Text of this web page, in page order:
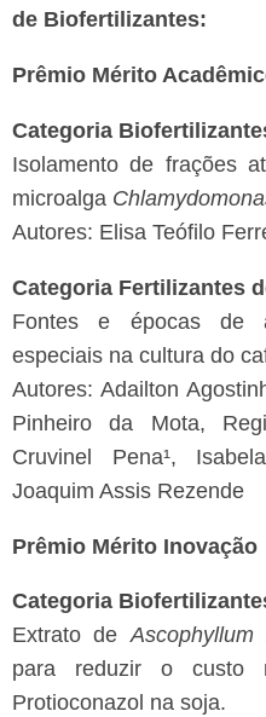
de Biofertilizantes:
Prêmio Mérito
Categoria
Isolamento de frações
microalga
Autores: Elisa Teófilo
Categoria Fertilizantes
Fontes e épocas de
especiais na cultura do
Autores: Adailton
Pinheiro da Mota,
Cruvinel Pena¹,
Joaquim Assis Rezende
Prêmio Mérito Inovação
Categoria
Extrato deAscophyllum
para reduzir o custo
Protioconazol na soja.